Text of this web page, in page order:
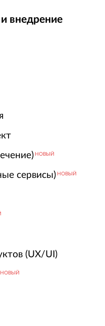
и внедрение
НОВЫЙ
сервисы) НОВЫЙ
(UX/UI)
НОВЫЙ